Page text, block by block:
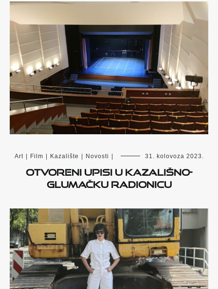
Art | Film | Kazalište | Novosti | 31. kolovoza 2023.
Otvoreni upisi u kazališno-
glumačku radionicu